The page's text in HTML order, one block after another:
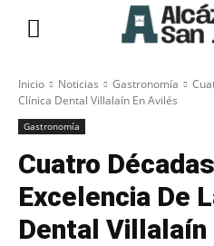
Inicio Noticias Gastronomía
Clínica Dental Villalaín En Avilés
Gastronomía
Cuatro
Excelencia De
Dental Villalaín